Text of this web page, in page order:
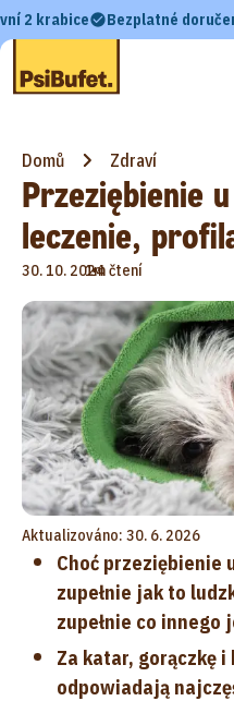
2 krabice Bezplatné
Domů Zdraví
Przeziębienie
leczenie,
30. 10. 2024
•
1m čtení
Aktualizováno: 30. 6. 2026
Choć przeziębienie
zupełnie jak to
zupełnie co innego
Za katar, gorączkę
odpowiadają